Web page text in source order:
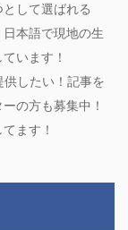
して選ばれる
本語で現地の生
います！
したい！記事を
の方も募集中！
ます！